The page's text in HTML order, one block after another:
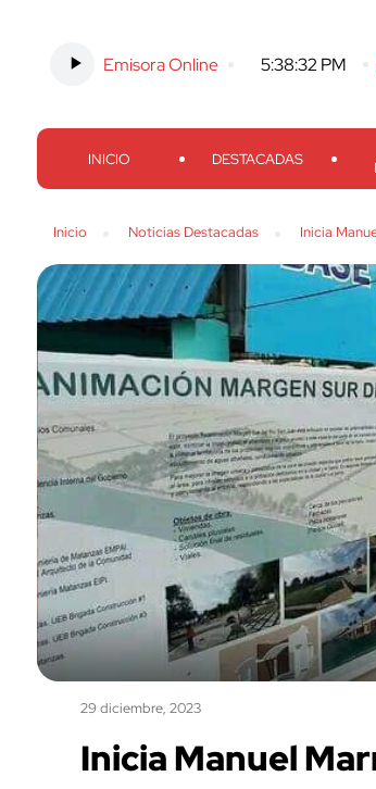
Emisora Online -5:38:33 PM
INICIO DESTACADAS
Inicio Noticias Destacadas Inicia
29 diciembre, 2023
Inicia Manuel